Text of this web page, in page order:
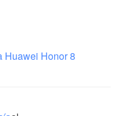
Huawei Honor 8